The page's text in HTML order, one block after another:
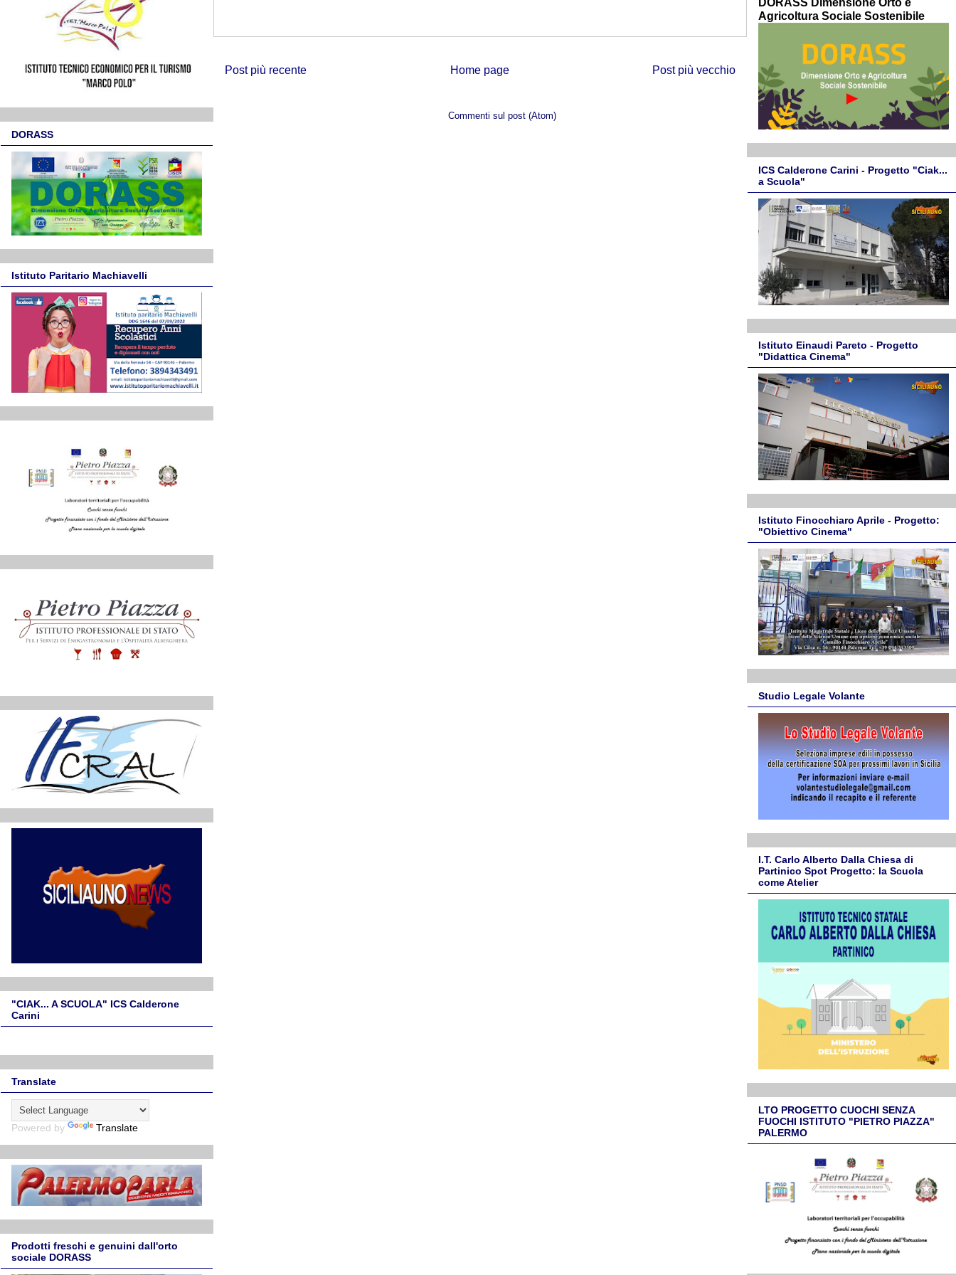
Post più recente Post più vecchio
Home page
Commenti sul post (Atom)
DORASS
Istituto Paritario Machiavelli
"CIAK... A SCUOLA" ICS Calderone
Carini
Translate
Powered by Translate
Prodotti freschi e genuini dall'orto
sociale DORASS
Agricoltura Sociale Sostenibile
ICS Calderone Carini - Progetto "Ciak...
a Scuola"
Istituto Einaudi Pareto - Progetto
"Didattica Cinema"
Istituto Finocchiaro Aprile - Progetto:
"Obiettivo Cinema"
Studio Legale Volante
I.T. Carlo Alberto Dalla Chiesa di
Partinico Spot Progetto: la Scuola
come Atelier
LTO PROGETTO CUOCHI SENZA
FUOCHI ISTITUTO "PIETRO PIAZZA"
PALERMO